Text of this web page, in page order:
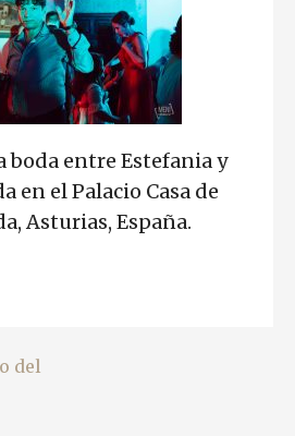
boda entre Estefania y
en el Palacio Casa de
Asturias, España.
del